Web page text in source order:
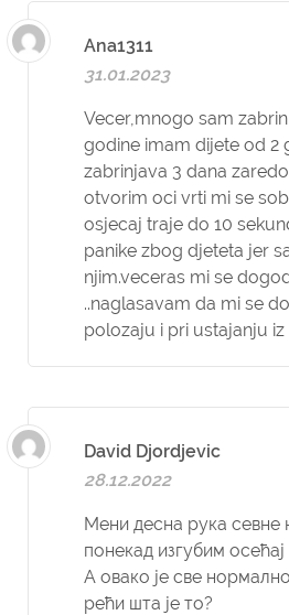
Ana1311
31.01.2023
Vecer,mnogo sam
godine imam dijete od 2
zabrinjava 3 dana
otvorim oci vrti mi se
osjecaj traje do 10
panike zbog djeteta jer
njim.veceras mi se
..naglasavam da mi se
polozaju i pri ustajanju iz
David Djordjevic
28.12.2022
Мени десна рука севне
понекад изгубим
А овако је све
рећи шта је то?